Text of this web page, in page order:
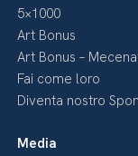
5×1000
Art Bonus
Art Bonus –
Fai come loro
Diventa nostro
Media